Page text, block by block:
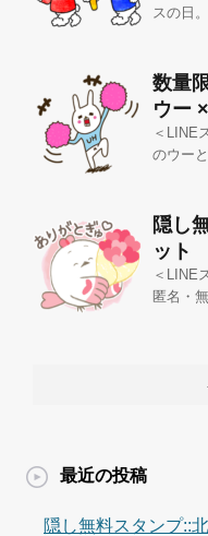
スの日
数量
ウー
＜LINE
のウー
隠し
ット
＜LINE
匿名・
最近の投稿
隠し無料スタンプ::